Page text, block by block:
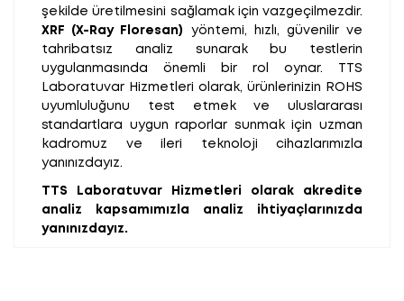
şekilde üretilmesini sağlamak için vazgeçilmezdir.
XRF (X-Ray Floresan)
yöntemi, hızlı, güvenilir ve
tahribatsız analiz sunarak bu testlerin
uygulanmasında önemli bir rol oynar. TTS
Laboratuvar Hizmetleri olarak, ürünlerinizin ROHS
uyumluluğunu test etmek ve uluslararası
standartlara uygun raporlar sunmak için uzman
kadromuz ve ileri teknoloji cihazlarımızla
yanınızdayız.
TTS Laboratuvar Hizmetleri olarak akredite
analiz kapsamımızla analiz ihtiyaçlarınızda
yanınızdayız.